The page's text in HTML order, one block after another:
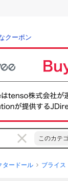
クーポン
このカテ
タードール ブライス